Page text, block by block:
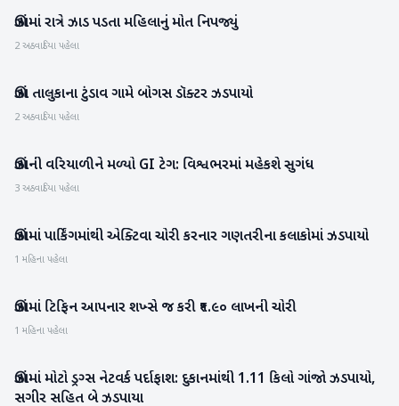
મહેસાણા
ઊંઝામાં રાત્રે ઝાડ પડતા મહિલાનું મોત નિપજ્યું
2 અઠવાડિયા પહેલા
મહેસાણા
ઊંઝા તાલુકાના ટુંડાવ ગામે બોગસ ડૉક્ટર ઝડપાયો
2 અઠવાડિયા પહેલા
મહેસાણા
ઊંઝાની વરિયાળીને મળ્યો GI ટેગ: વિશ્વભરમાં મહેકશે સુગંધ
3 અઠવાડિયા પહેલા
મહેસાણા
ઊંઝામાં પાર્કિંગમાંથી એક્ટિવા ચોરી કરનાર ગણતરીના કલાકોમાં ઝડપાયો
1 મહિના પહેલા
મહેસાણા
ઊંઝામાં ટિફિન આપનાર શખ્સે જ કરી ₹૧.૯૦ લાખની ચોરી
1 મહિના પહેલા
મહેસાણા
ઊંઝામાં મોટો ડ્રગ્સ નેટવર્ક પર્દાફાશ: દુકાનમાંથી 1.11 કિલો ગાંજો ઝડપાયો,
સગીર સહિત બે ઝડપાયા